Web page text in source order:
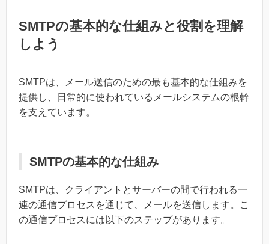
SMTPの基本的な仕組みと役割を理解
しよう
SMTPは、メール送信のための最も基本的な仕組みを
提供し、日常的に使われているメールシステムの根幹
を支えています。
SMTPの基本的な仕組み
SMTPは、クライアントとサーバーの間で行われる一
連の通信プロセスを通じて、メールを送信します。こ
の通信プロセスには以下のステップがあります。